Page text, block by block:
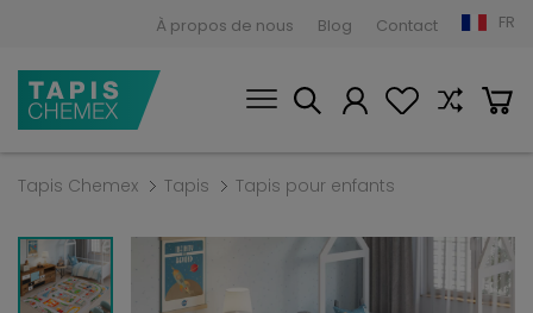
À propos de nous Blog Contact FR
Tapis Chemex Tapis Tapis pour enfants